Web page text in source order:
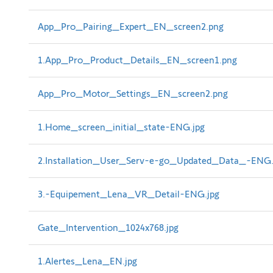
App_Pro_Pairing_Expert_EN_screen2.png
1.App_Pro_Product_Details_EN_screen1.png
App_Pro_Motor_Settings_EN_screen2.png
1.Home_screen_initial_state-ENG.jpg
2.Installation_User_Serv-e-go_Updated_Data_-
3.-Equipement_Lena_VR_Detail-ENG.jpg
Gate_Intervention_1024x768.jpg
1.Alertes_Lena_EN.jpg